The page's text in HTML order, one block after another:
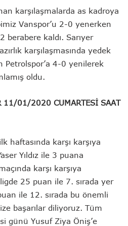
karşılaşmalarda as kadroya
Vanspor’u 2-0 yenerken
kaldı. Sarıyer
karşılaşmasında yedek
Petrolspor’a 4-0 yenilerek
oldu.
11/01/2020 CUMARTESİ SAAT
haftasında karşı karşıya
Yıldız ile 3 puana
karşı karşıya
25 puan ile 7. sırada yer
ile 12. sırada bu önemli
başarılar diliyoruz. Tüm
günü Yusuf Ziya Öniş’e